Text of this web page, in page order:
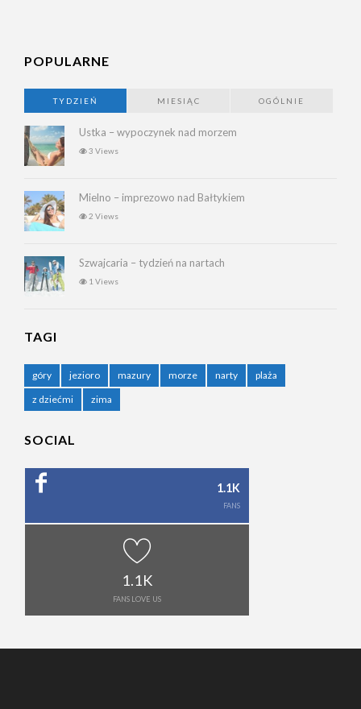
POPULARNE
TYDZIEŃ MIESIĄC OGÓLNIE
Ustka – wypoczynek nad morzem
3 Views
Mielno – imprezowo nad Bałtykiem
2 Views
Szwajcaria – tydzień na nartach
1 Views
TAGI
góry jezioro mazury morze narty
plaża
z dziećmi
zima
SOCIAL
1.1K
FANS
1.1K
FANS LOVE US